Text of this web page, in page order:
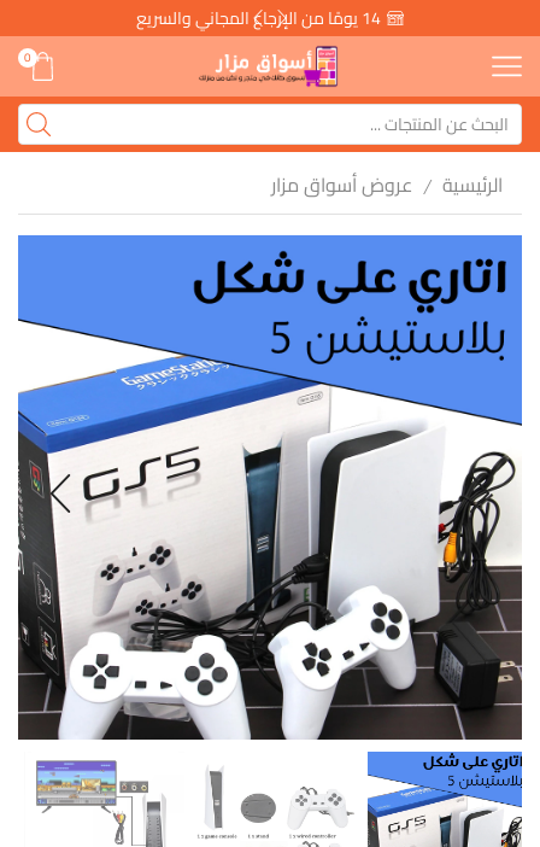
14 يومًا من الإرجاع المجاني والسريع
0
الرئيسية / عروض أسواق مزار